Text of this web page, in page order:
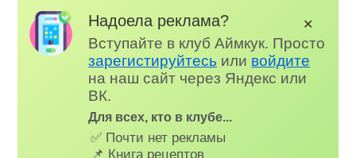
Надоела реклама?
Вступайте в клуб Аймкук. Просто
зарегистируйтесь или войдите
на наш сайт через Яндекс или
ВК.
Для всех, кто в клубе...
✅ Почти нет рекламы
📌 Книга рецептов
✕